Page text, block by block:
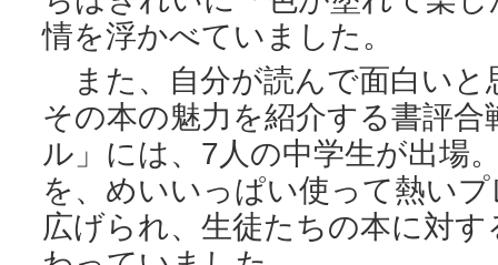
情を浮かべていました。
また、自分が読んで面白いと
その本の魅力を紹介する書評
ル」には、7人の中学生が出場
を、めいいっぱい使って熱い
広げられ、生徒たちの本に対